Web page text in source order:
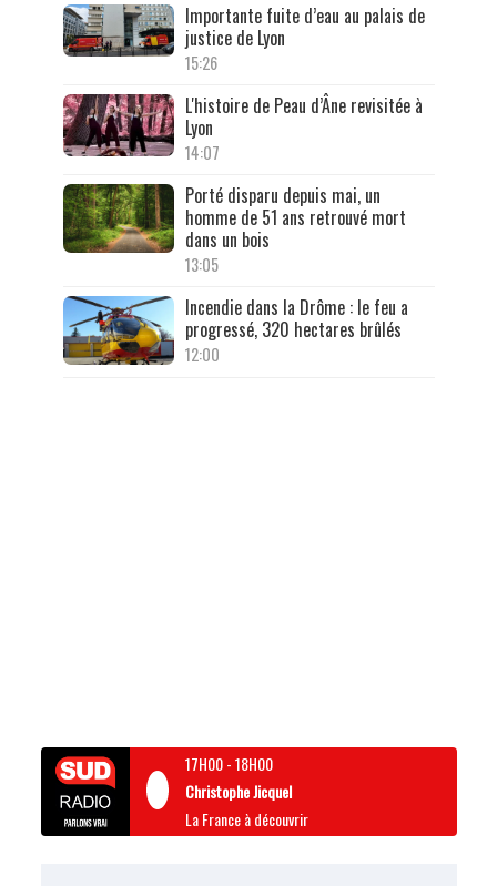
Importante fuite d’eau au palais de
justice de Lyon
15:26
L'histoire de Peau d’Âne revisitée à
Lyon
14:07
Porté disparu depuis mai, un
homme de 51 ans retrouvé mort
dans un bois
13:05
Incendie dans la Drôme : le feu a
progressé, 320 hectares brûlés
12:00
17H00-18H00
Christophe Jicquel
La France à découvrir